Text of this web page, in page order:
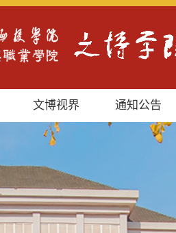
文博视界 通知公告